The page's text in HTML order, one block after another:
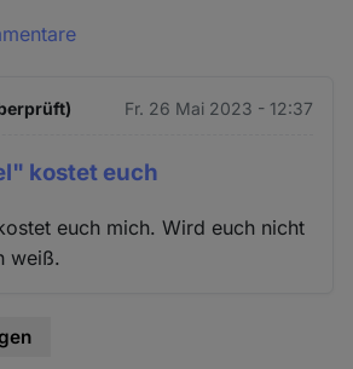
Fr. 26 Mai 2023 - 12:37
kostet euch
euch mich. Wird euch nicht
weiß.